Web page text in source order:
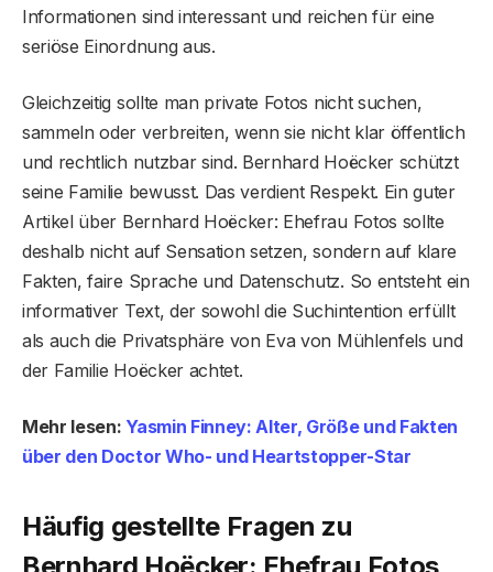
Informationen sind interessant und reichen für eine
seriöse Einordnung aus.
Gleichzeitig sollte man private Fotos nicht suchen,
sammeln oder verbreiten, wenn sie nicht klar öffentlich
und rechtlich nutzbar sind. Bernhard Hoëcker schützt
seine Familie bewusst. Das verdient Respekt. Ein guter
Artikel über Bernhard Hoëcker: Ehefrau Fotos sollte
deshalb nicht auf Sensation setzen, sondern auf klare
Fakten, faire Sprache und Datenschutz. So entsteht ein
informativer Text, der sowohl die Suchintention erfüllt
als auch die Privatsphäre von Eva von Mühlenfels und
der Familie Hoëcker achtet.
Mehr lesen: Yasmin Finney: Alter, Größe und Fakten
über den Doctor Who- und Heartstopper-Star
Häufig gestellte Fragen zu